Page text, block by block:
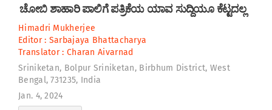
ಚೋಬಿ ಶಾಹಾರಿ ಪಾಲಿಗೆ ಪತ್ರಿಕೆಯ ಯಾವ ಸುದ್ದಿಯೂ ಕೆಟ್ಟದಲ್ಲ
Himadri Mukherjee
Editor : Sarbajaya Bhattacharya
Translator : Charan Aivarnad
Sriniketan, Bolpur Sriniketan, Birbhum District, West
Bengal, 731235, India
Jan. 4, 2024